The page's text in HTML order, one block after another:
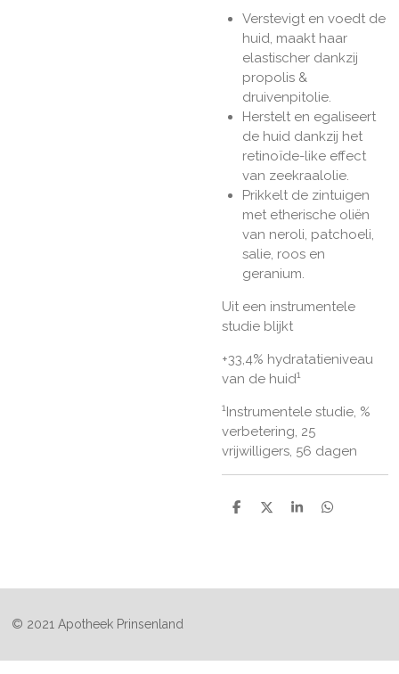
Verstevigt en voedt de
huid, maakt haar
elastischer dankzij
propolis &
druivenpitolie.
Herstelt en egaliseert
de huid dankzij het
retinoïde-like effect
van zeekraalolie.
Prikkelt de zintuigen
met etherische oliën
van neroli, patchoeli,
salie, roos en
geranium.
Uit een instrumentele
studie blijkt
+33,4% hydratatieniveau
van de huid1
1Instrumentele studie, %
verbetering, 25
vrijwilligers, 56 dagen
D
D
S
D
© 2021 Apotheek Prinsenland